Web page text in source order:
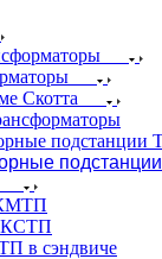
Скотта
КМТП
КСТП
в сэндвиче